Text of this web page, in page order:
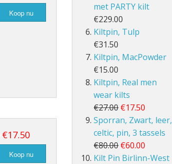
Koop nu
€17.50
Koop nu
met PARTY kilt
€229.00
Kiltpin, Tulp
€31.50
Kiltpin, MacPowder
€15.00
Kiltpin, Real men
wear kilts
€27.00 €17.50
Sporran, Zwart, leer,
celtic, pin, 3 tassels
€80.00 €60.00
Kilt Pin Birlinn-West